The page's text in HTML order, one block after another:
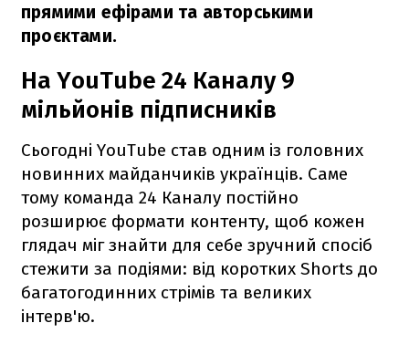
прямими ефірами та авторськими
проєктами.
На YouTube 24 Каналу 9
мільйонів підписників
Сьогодні YouTube став одним із головних
новинних майданчиків українців. Саме
тому команда 24 Каналу постійно
розширює формати контенту, щоб кожен
глядач міг знайти для себе зручний спосіб
стежити за подіями: від коротких Shorts до
багатогодинних стрімів та великих
інтерв'ю.